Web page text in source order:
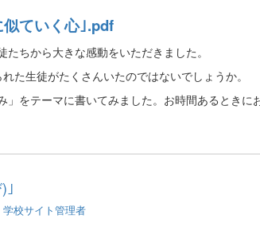
ていく心｣.pdf
ちから大きな感動をいただきました。
た生徒がたくさんいたのではないでしょうか。
をテーマに書いてみました。お時間あるときに
｣
学校サイト管理者